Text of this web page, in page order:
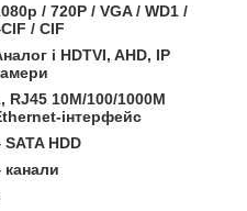
/ 720P / VGA / WD1 /
/ CIF
і HDTVI, AHD, IP
RJ45 10M/100/1000M
інтерфейс
SATA HDD
канали